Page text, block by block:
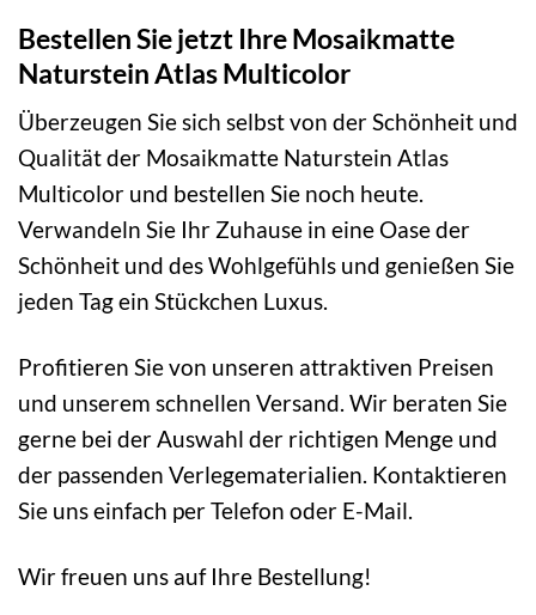
Bestellen Sie jetzt Ihre Mosaikmatte
Naturstein Atlas Multicolor
Überzeugen Sie sich selbst von der Schönheit und
Qualität der Mosaikmatte Naturstein Atlas
Multicolor und bestellen Sie noch heute.
Verwandeln Sie Ihr Zuhause in eine Oase der
Schönheit und des Wohlgefühls und genießen Sie
jeden Tag ein Stückchen Luxus.
Profitieren Sie von unseren attraktiven Preisen
und unserem schnellen Versand. Wir beraten Sie
gerne bei der Auswahl der richtigen Menge und
der passenden Verlegematerialien. Kontaktieren
Sie uns einfach per Telefon oder E-Mail.
Wir freuen uns auf Ihre Bestellung!